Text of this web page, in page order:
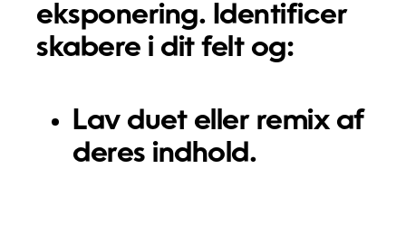
eksponering. Identificer
skabere i dit felt og:
Lav duet eller remix af
deres indhold.